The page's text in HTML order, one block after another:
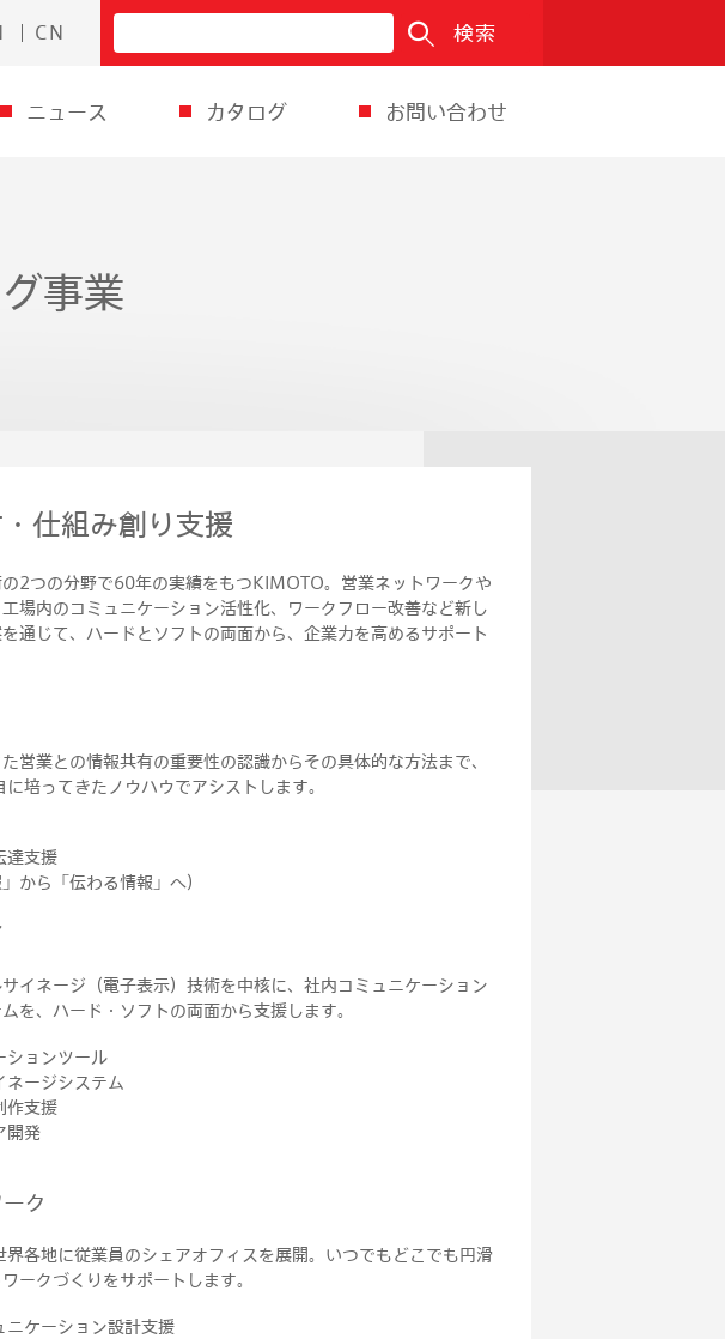
CN 検索
ニュース カタログ お問い合わせ
事業
仕組み創り支援
2つの分野で60年の実績をもつKIMOTO。営業ネットワークや
場内のコミュニケーション活性化、ワークフロー改善など新し
通じて、ハードとソフトの両面から、企業力を高めるサポート
営業との情報共有の重要性の認識からその具体的な方法まで、
培ってきたノウハウでアシストします。
達支援
から「伝わる情報」へ）
イネージ（電子表示）技術を中核に、社内コミュニケーション
を、ハード・ソフトの両面から支援します。
ョンツール
ージシステム
作支援
開発
ク
各地に従業員のシェアオフィスを展開。いつでもどこでも円滑
ークづくりをサポートします。
ケーション設計支援